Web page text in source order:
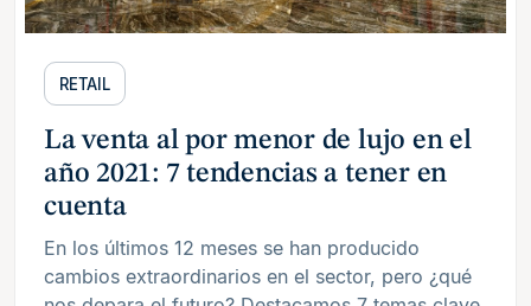
RETAIL
La venta al por menor de lujo en el
año 2021: 7 tendencias a tener en
cuenta
En los últimos 12 meses se han producido
cambios extraordinarios en el sector, pero ¿qué